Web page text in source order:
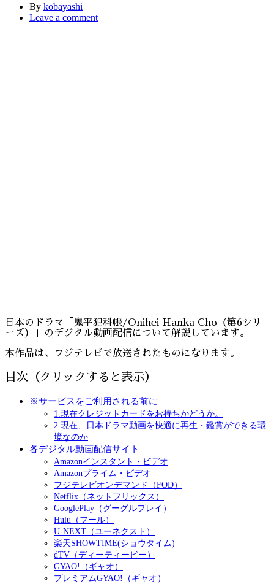
By kobayashi
Leave a comment
日本のドラマ「鬼平犯科帳/Onihei Hanka Cho（第6シリ
ーズ）」のデジタル動画配信について解説しています。
本作品は、フジテレビで放送されたものになります。
目次（クリックすると表示）
※サービスをご利用される前に
1.現在クレジットカードをお持ちかどうか。
2.現在、日本ドラマ動画を快適に再生・鑑賞ができる環
境なのか
各デジタル動画配信サイト
Amazonインスタント・ビデオ
Amazonプライム・ビデオ
フジテレビオンデマンド（FOD）
Netflix（ネットフリックス）
GooglePlay（グーグルプレイ）
Hulu（フール）
U-NEXT（ユーネクスト）
楽天SHOWTIME(ショウタイム)
dTV（ディーティービー）
GYAO!（ギャオ）
プレミアムGYAO!（ギャオ）